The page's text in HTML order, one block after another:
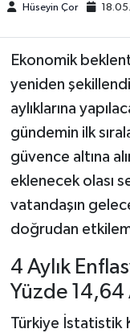
Hüseyin Çor
Ekonomik
yeniden
aylıklarına
gündemin ilk
güvence altına
eklenecek olası
vatandaşın
doğrudan
4 Aylık
Yüzde 14,64
Türkiye İstatistik